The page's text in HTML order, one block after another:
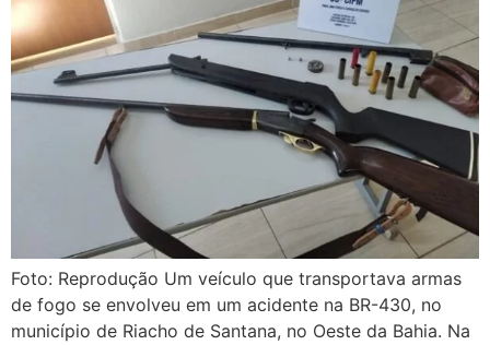
Foto: Reprodução Um veículo que transportava armas
de fogo se envolveu em um acidente na BR-430, no
município de Riacho de Santana, no Oeste da Bahia. Na